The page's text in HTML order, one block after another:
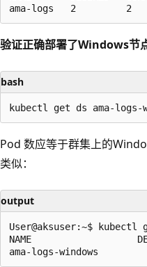
验证正确部署了Windows节
bash
Pod 数应等于群集上的
类似：
output
User@aksuser:~$ kubectl
NAME